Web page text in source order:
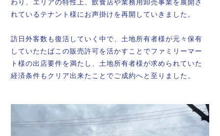
わり、エリアの特性上、飲食店や業務用卸売事業を展開さ
れているテナント様にお声掛けを再開していきました。
訪日外客数も復活していく中で、土地所有者様が元々保有
していたたばこの販売許可を活かすことでファミリーマー
ト様の出店要件を満たし、土地所有者様が求められていた
経済条件もクリア出来たことでご成約へと至りました。